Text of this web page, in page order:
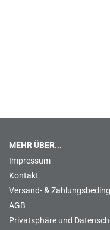
MEHR ÜBER...
Impressum
Kontakt
Versand- &
AGB
Privatsphäre und